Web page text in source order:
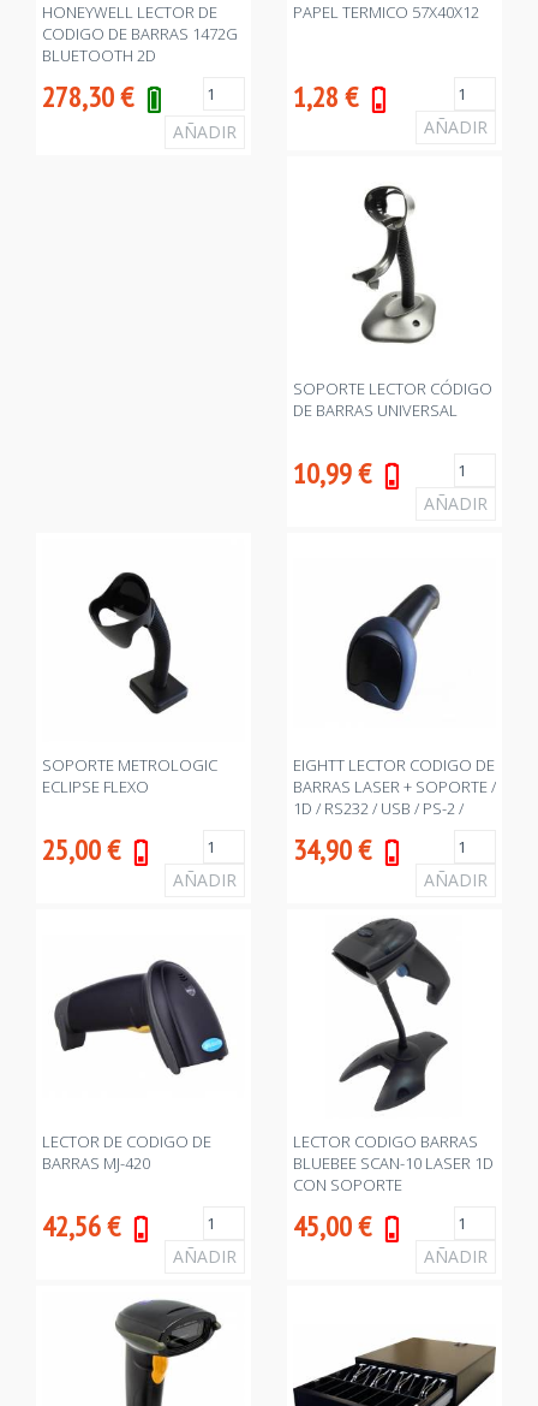
HONEYWELL LECTOR DE
CODIGO DE BARRAS 1472G
BLUETOOTH 2D
278,30€
PAPEL TERMICO 57X40X12
1,28€
SOPORTE LECTOR CÓDIGO
DE BARRAS UNIVERSAL
10,99€
SOPORTE METROLOGIC
ECLIPSE FLEXO
25,00€
EIGHTT LECTOR CODIGO DE
BARRAS LASER + SOPORTE /
1D / RS232 / USB / PS-2 /
34,90€
LECTOR DE CODIGO DE
BARRAS MJ-420
42,56€
LECTOR CODIGO BARRAS
BLUEBEE SCAN-10 LASER 1D
CON SOPORTE
45,00€